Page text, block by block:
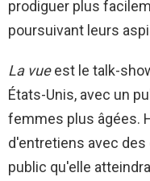
prodiguer plus
poursuivant leurs
La vueest le talk-
États-Unis, avec un
femmes plus âgées.
d'entretiens avec
public qu'elle